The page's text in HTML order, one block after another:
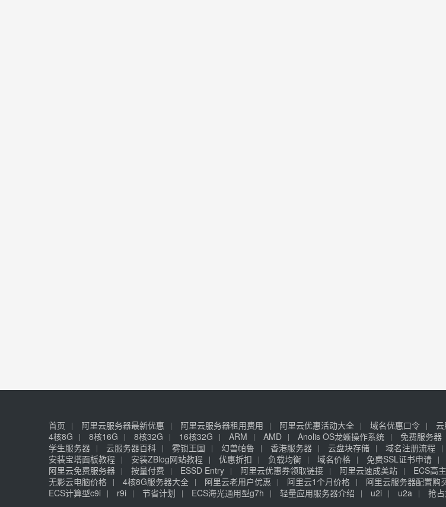
首页 阿里云服务器最新优惠 阿里云服务器租用费用 阿里云优惠活动大全 域名优惠口令
4核8G
8核16G 8核32G 16核32G ARM AMD Anolis OS龙蜥操作系统 免费服务器
学生服务器
云服务器百科 雾锁王国 幻兽帕鲁 香港服务器 云盘块存储 域名注册流程
安装宝塔面板教程
安装ZBlog网站教程 优惠折扣 负载均衡 域名价格 免费SSL证书申请
阿里云免费服务器
按量付费 ESSD Entry 阿里云优惠券领取链接 阿里云速成美站 ECS高
无影云电脑价格
4核8G服务器大全 阿里云老用户优惠 阿里云1个月价格 阿里云服务器配置购
ECS计算型c9i
r9i 节省计划 ECS海光通用型g7h 轻量应用服务器介绍 u2i u2a
抢